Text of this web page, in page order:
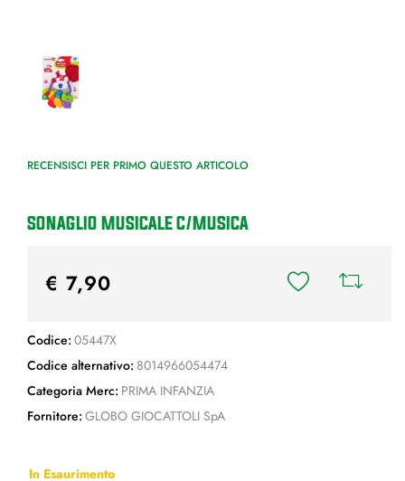
RECENSISCI PER PRIMO QUESTO ARTICOLO
SONAGLIO MUSICALE C/MUSICA
€ 7,90
Codice: 05447X
Codice alternativo: 8014966054474
Categoria Merc: PRIMA INFANZIA
Fornitore: GLOBO GIOCATTOLI SpA
In Esaurimento